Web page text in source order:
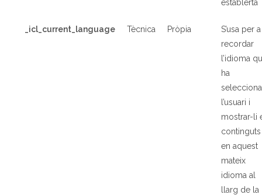
establerta
_icl_current_language Tècnica Pròpia
S’usa per a
recordar
l’idioma
ha
l’usuari i
mostrar-li
continguts
en aquest
mateix
idioma al
llarg de la